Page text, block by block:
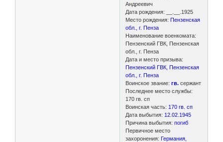
Андреевич
Дата рождения: __.__.1925
Место рождения: Пензенская
обл., г. Пенза
Наименование военкомата:
Пензенский ГВК, Пензенская
обл., г. Пенза
Дата и место призыва:
Пензенский ГВК, Пензенская
обл., г. Пенза
Воинское звание:гв. сержант
Последнее место службы:
170 гв. сп
Воинская часть: 170 гв. сп
Дата выбытия: 12.02.1945
Причина выбытия: погиб
Первичное место
захоронения: Германия,